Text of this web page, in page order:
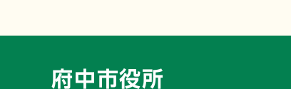
府中市役所